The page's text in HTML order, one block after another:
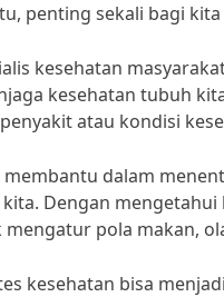
penting sekali bagi
kesehatan
kesehatan tubuh
atau kondisi
dalam
Dengan
pola makan,
kesehatan bisa